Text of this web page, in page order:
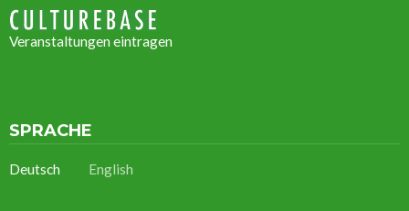
Veranstaltungen eintragen
SPRACHE
Deutsch English